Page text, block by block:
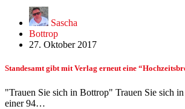
Sascha
Bottrop
27. Oktober 2017
Standesamt gibt mit Verlag erneut eine
"Trauen Sie sich in Bottrop" Trauen Sie sich
einer 94…